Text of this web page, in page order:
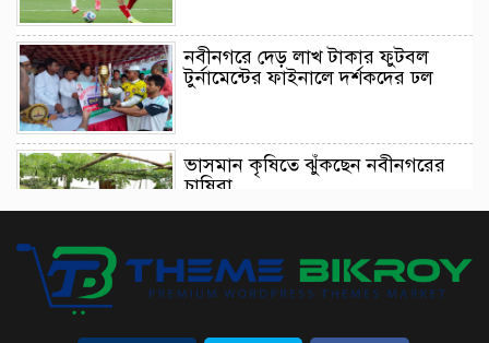
নবীনগরে দেড় লাখ টাকার ফুটবল
টুর্নামেন্টের ফাইনালে দর্শকদের ঢল
ভাসমান কৃষিতে ঝুঁকছেন নবীনগরের
চাষিরা
আইনমন্ত্রীর ট্রাইব্যুনাল পরিদর্শন এসে যা
বললেন